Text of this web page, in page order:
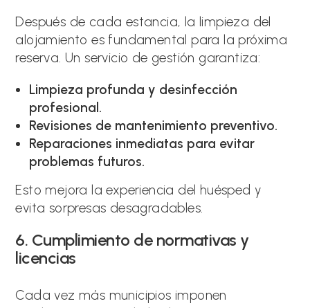
Después de cada estancia, la limpieza del
alojamiento es fundamental para la próxima
reserva. Un servicio de gestión garantiza:
Limpieza profunda y desinfección
profesional.
Revisiones de mantenimiento preventivo.
Reparaciones inmediatas para evitar
problemas futuros.
Esto mejora la experiencia del huésped y
evita sorpresas desagradables.
6. Cumplimiento de normativas y
licencias
Cada vez más municipios imponen